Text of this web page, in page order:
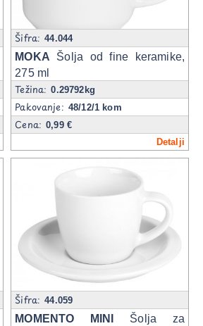
Šifra:44.044
MOKA Šolja od fine keramike,
275 ml
Težina:0.29792kg
Pakovanje: 48/12/1 kom
Cena:0,99 €
Detalji
Šifra:44.059
MOMENTO MINI
Šolja za